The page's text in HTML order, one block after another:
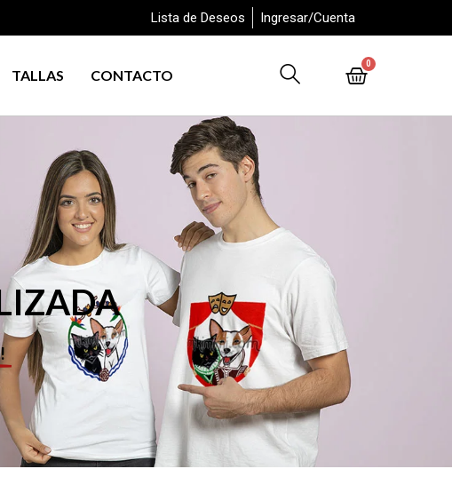
Lista de Deseos Ingresar/Cuenta
TALLAS CONTACTO
0